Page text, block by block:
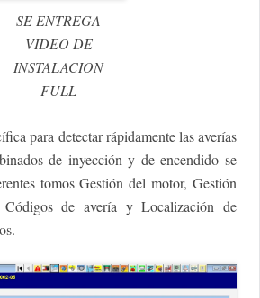
SE ENTREGA
VIDEO DE
INSTALACION
FULL
para detectar rápidamente las averías
de inyección y de encendido se
tomos Gestión del motor, Gestión
de avería y Localización de